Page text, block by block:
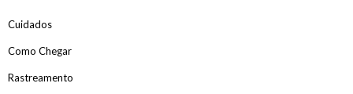
Cuidados
Como Chegar
Rastreamento